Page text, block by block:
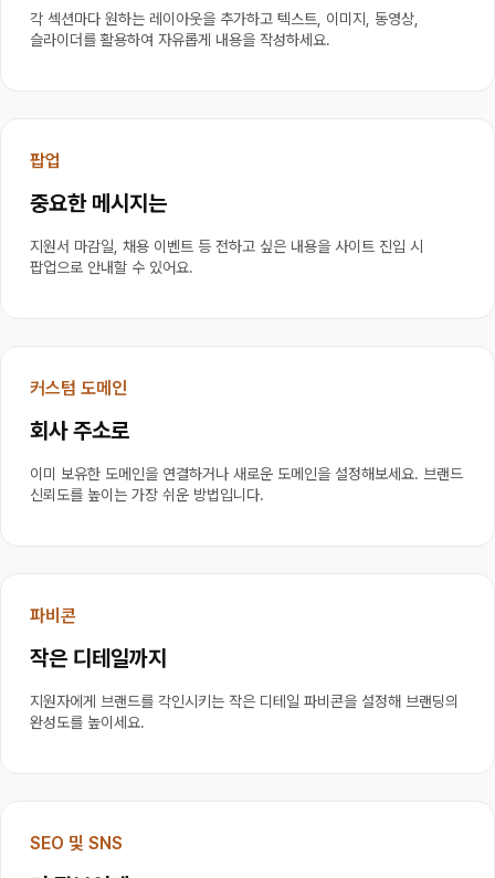
각 섹션마다 원하는 레이아웃을 추가하고 텍스트, 이미지, 동영상,
슬라이더를 활용하여 자유롭게 내용을 작성하세요.
팝업
중요한 메시지는
지원서 마감일, 채용 이벤트 등 전하고 싶은 내용을 사이트 진입 시
팝업으로 안내할 수 있어요.
커스텀 도메인
회사 주소로
이미 보유한 도메인을 연결하거나 새로운 도메인을 설정해보세요. 브랜드
신뢰도를 높이는 가장 쉬운 방법입니다.
파비콘
작은 디테일까지
지원자에게 브랜드를 각인시키는 작은 디테일 파비콘을 설정해 브랜딩의
완성도를 높이세요.
SEO 및 SNS